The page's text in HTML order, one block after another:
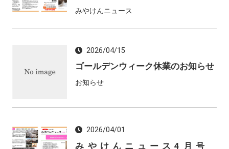
みやけんニュース
2026/04/15
ゴールデンウィーク休業のお知らせ
お知らせ
2026/04/01
みやけんニュース4月号